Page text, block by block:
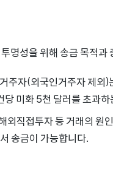
명성을 위해 송금 목적
거주자(외국인거주자 제외)
미화 5천 달러를 초과
외직접투자 등 거래의 원
송금이 가능합니다.